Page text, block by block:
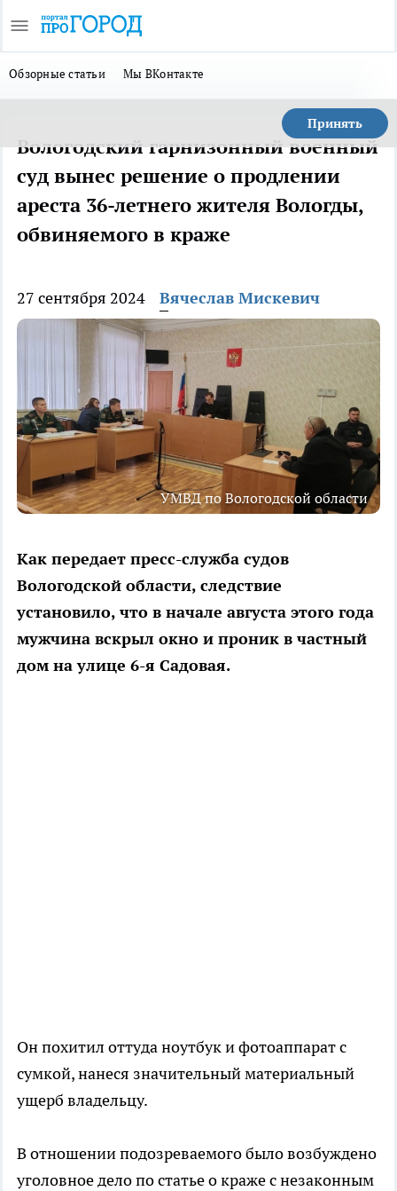
Обзорные статьи Мы ВКонтакте
Принять
Вологодский гарнизонный военный
суд вынес решение о продлении
ареста 36-летнего жителя Вологды,
обвиняемого в краже
27 сентября 2024 Вячеслав Мискевич
УМВД по Вологодской области
Как передает пресс-служба судов
Вологодской области, следствие
установило, что в начале августа этого года
мужчина вскрыл окно и проник в частный
дом на улице 6-я Садовая.
Он похитил оттуда ноутбук и фотоаппарат с
сумкой, нанеся значительный материальный
ущерб владельцу.
В отношении подозреваемого было возбуждено
уголовное дело по статье о краже с незаконным